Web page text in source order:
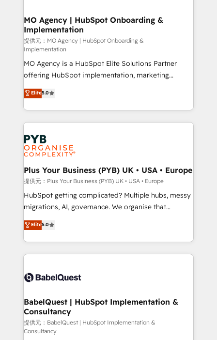
architectures that accelerate revenue operations and
performance. - Multi-object CRM migration, cleanup,
and implementation. - Pre-built and custom
integrations across your full tech stack. - Custom
object setup, CMS builds, and full-funnel automation.
- Dashboards, lifecycle campaigns, and lead
nurturing sequences. - Cross-hub setup across
Marketing, Sales, Operations, and Service Hubs. -
Ongoing optimization, managed support, and
scalable retainers. Let’s make HubSpot your most
powerful growth engine. Built to convert, scale, and
drive results.
MO Agency | HubSpot Onboarding &
Implementation
提供元：MO Agency | HubSpot Onboarding &
Implementation
MO Agency is a HubSpot Elite Solutions Partner
offering HubSpot implementation, marketing
automation, CRM and RevOps consulting, B2B SEO,
paid media, content marketing, AEO and GEO (AI
search optimisation), and HubSpot Content Hub and
WordPress development. We work with enterprise
and growth-led companies across technology,
professional services, financial services and
industrial sectors. Offices in Johannesburg, Cape
Town, Dubai & London. 500+ HubSpot CRM
implementations delivered. AI visibility coverage
across ChatGPT, Claude, Perplexity, Gemini and
Google AI Overviews. HubSpot Impact Award -
Innovation HubSpot Impact Award - Platform
Migration Excellence HubSpot Impact Award -
accreditations with HubSpot.
Elite5.0
Plus Your Business (PYB) UK • USA • Europe
提供元：Plus Your Business (PYB) UK • USA • Europe
HubSpot getting complicated? Multiple hubs, messy
migrations, AI, governance. We organise that
complexity, so your team can put HubSpot to work...
Welcome to our Profile! We help with: • CRM
implementation, reports, workflows, and team
training • CRM migration from Salesforce, Pipedrive,
custom API integrations with ERP (and other
operations A little about us: • Boutique 'Elite' team of
12 • 150+ clients across Sales Hub, Marketing Hub,
Service Hub, Data Hub and CMS • ISO/IEC
27001:2022, ISO 9001:2015, and ISO 42001:2023
Elite5.0
BabelQuest | HubSpot Implementation &
Consultancy
提供元：BabelQuest | HubSpot Implementation &
Consultancy